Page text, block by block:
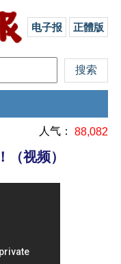
电子报 正體版
人气： 88,082
（视频）